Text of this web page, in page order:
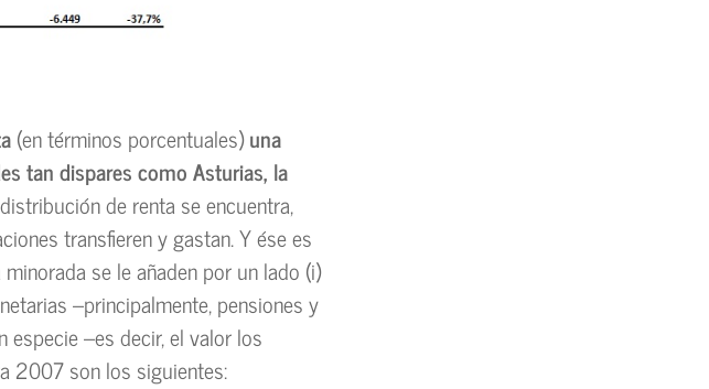
(en términos porcentuales)una
tan dispares como Asturias, la
de renta se encuentra,
transfieren y gastan. Y ése es
se le añaden por un lado (i)
–principalmente, pensiones y
–es decir, el valor los
2007 son los siguientes: